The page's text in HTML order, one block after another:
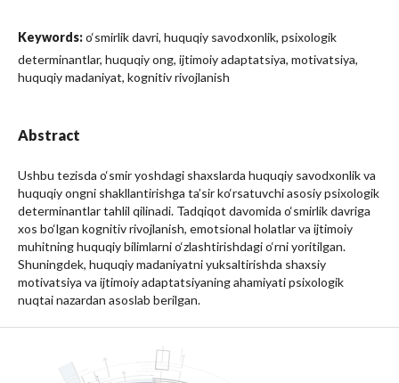
Keywords:o‘smirlik davri, huquqiy savodxonlik, psixologik
determinantlar, huquqiy ong, ijtimoiy adaptatsiya, motivatsiya,
huquqiy madaniyat, kognitiv rivojlanish
Abstract
Ushbu tezisda o‘smir yoshdagi shaxslarda huquqiy savodxonlik va
huquqiy ongni shakllantirishga ta’sir ko‘rsatuvchi asosiy psixologik
determinantlar tahlil qilinadi. Tadqiqot davomida o‘smirlik davriga
xos bo‘lgan kognitiv rivojlanish, emotsional holatlar va ijtimoiy
muhitning huquqiy bilimlarni o‘zlashtirishdagi o‘rni yoritilgan.
Shuningdek, huquqiy madaniyatni yuksaltirishda shaxsiy
motivatsiya va ijtimoiy adaptatsiyaning ahamiyati psixologik
nuqtai nazardan asoslab berilgan.